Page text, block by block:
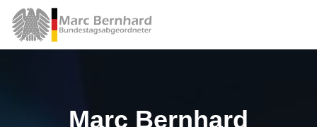
Marc Bernhard